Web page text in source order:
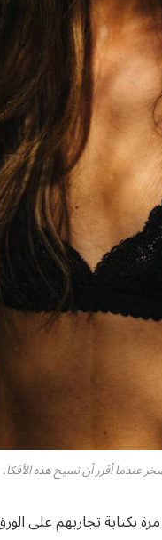
عندما أقرر أن تسيح هذه الأفكا.
بكتابة تجاربهم على